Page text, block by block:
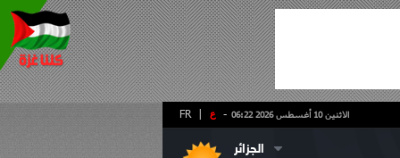
- ع FR الاثنين 10 أغسطس 2026 06:22
الجزائر